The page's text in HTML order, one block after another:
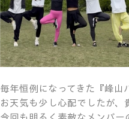
毎年恒例になってきた『峰山
お天気も少し心配でしたが、